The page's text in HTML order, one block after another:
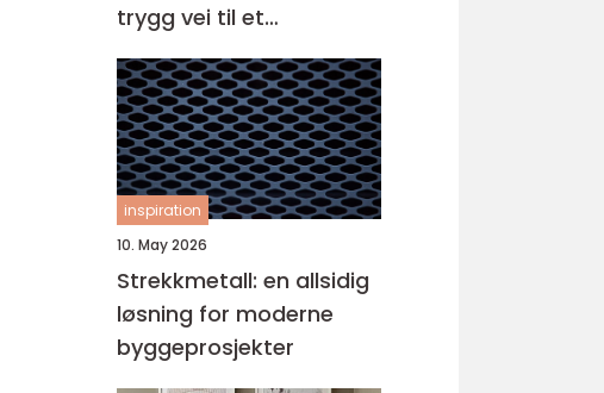
trygg vei til et
meningsfullt yrke
inspiration
10. May 2026
Strekkmetall: en allsidig
løsning for moderne
byggeprosjekter